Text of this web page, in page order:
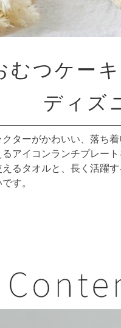
むつケー
ディズ
ターがかわいい、落ち
アイコンランチプレート
るタオルと、長く活躍す
す。